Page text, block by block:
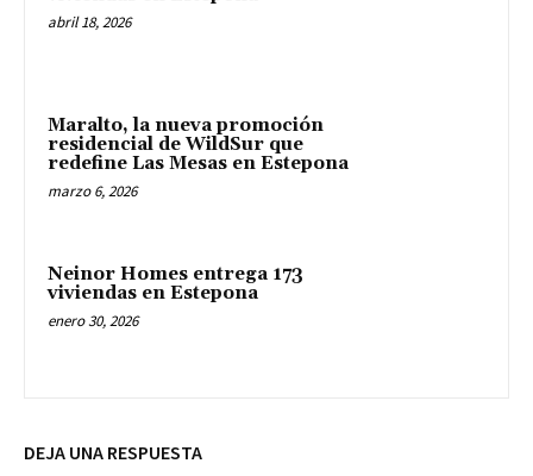
abril 18, 2026
Maralto, la nueva promoción
residencial de WildSur que
redefine Las Mesas en Estepona
marzo 6, 2026
Neinor Homes entrega 173
viviendas en Estepona
enero 30, 2026
DEJA UNA RESPUESTA